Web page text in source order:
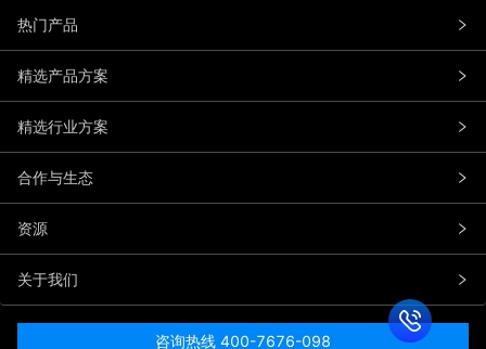
热门产品
精选产品方案
精选行业方案
合作与生态
资源
关于我们
咨询热线 400-7676-098